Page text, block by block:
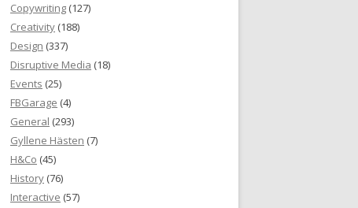
Copywriting (127)
Creativity (188)
Design (337)
Disruptive Media (18)
Events (25)
FBGarage (4)
General (293)
Gyllene Hästen (7)
H&Co (45)
History (76)
Interactive (57)